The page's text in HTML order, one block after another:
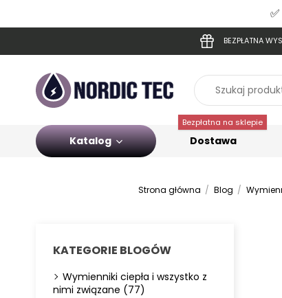
BEZPŁATNA
Katalog
Bezpłatna na sklepie
Dostawa
Strona główna Blog
KATEGORIE BLOGÓW
Wymienniki ciepła i wszystko z
nimi związane (77)